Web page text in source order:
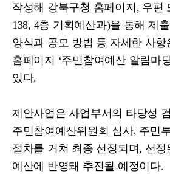
작성해 강북구청 홈페이지 , 우편
138, 4층 기획예산과)을 통해 제
양식과 공모 방법 등 자세한 사항
홈페이지 ‘주민참여예산 알림마
있다.
제안사업은 사업부서의 타당성
주민참여예산위원회 심사, 주민
절차를 거쳐 최종 선정되며 , 선정
예산에 반영돼 추진될 예정이다.